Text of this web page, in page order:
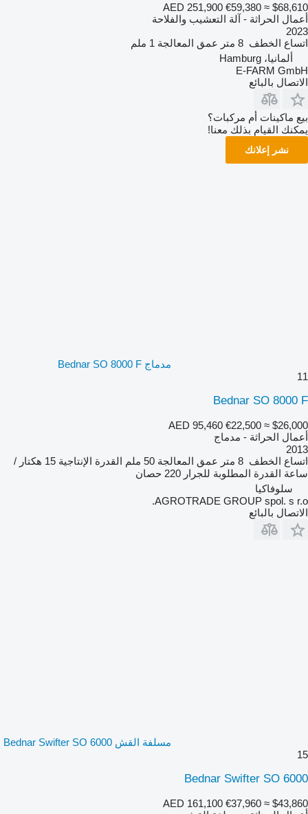
AED 251,900 €59,380 ≈ $68,610
أعمال الحراثة - آلة التعشيب والفلاحة
2023
اتساع الخطف 8 متر عمق المعالجة 1 ملم
ألمانيا، Hamburg
E-FARM GmbH
الاتصال بالبائع
بيع ماكينات أم مركبات؟
يمكنك القيام بذلك معنا!
نشر إعلانك
مدماج Bednar SO 8000 F
11
Bednar SO 8000 F
AED 95,460 €22,500 ≈ $26,000
أعمال الحراثة - مدماج
2013
اتساع الخطف 8 متر عمق المعالجة 50 ملم القدرة الإنتاجية
15 هكتار /
ساعة القدرة المطلوبة للجرار 220 حصان
سلوفاكيا
AGROTRADE GROUP spol. s r.o.
الاتصال بالبائع
مسلفة القش Bednar Swifter SO 6000
15
Bednar Swifter SO 6000
AED 161,100 €37,960 ≈ $43,860